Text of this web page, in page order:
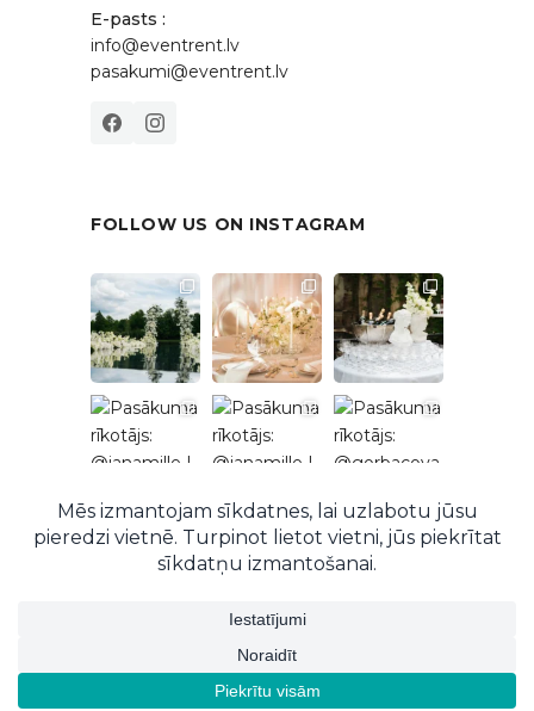
E-pasts :
info@eventrent.lv
pasakumi@eventrent.lv
FOLLOW US ON INSTAGRAM
Follow on Instagram
© 2026 EventRent. Visas tiesības aizsargātas.